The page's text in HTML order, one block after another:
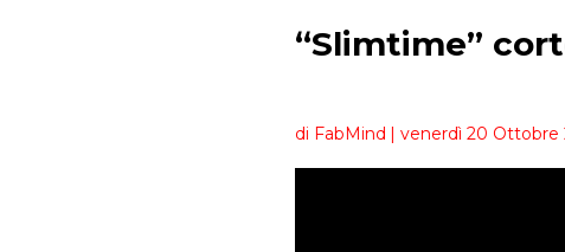
“Slimtime”
di FabMind | venerdì 20 Ottobre